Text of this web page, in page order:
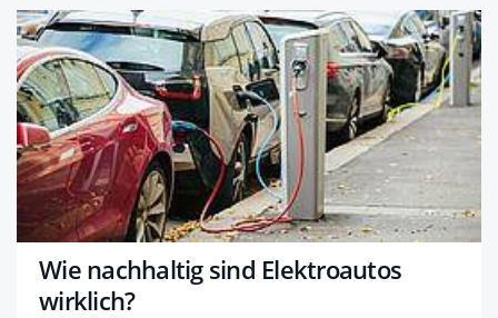
Wie nachhaltig sind Elektroautos
wirklich?